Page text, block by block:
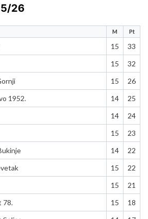
26
M Pt
15 33
15 32
15 26
1952. 14 25
14 24
15 23
14 22
15 22
15 21
78. 15 18